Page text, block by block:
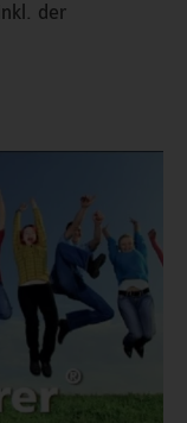
der